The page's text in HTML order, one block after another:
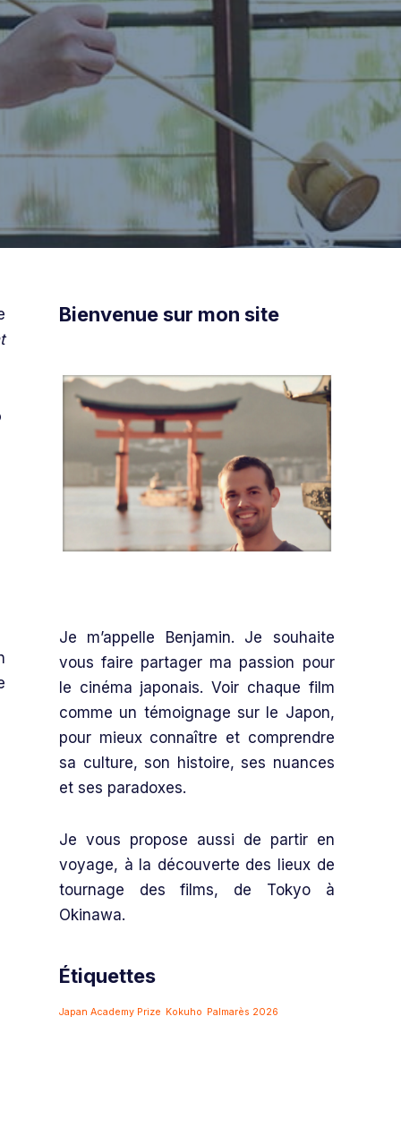
Bienvenue sur mon site
Je m’appelle Benjamin. Je souhaite
vous faire partager ma passion pour
le cinéma japonais. Voir chaque film
comme un témoignage sur le Japon,
pour mieux connaître et comprendre
sa culture, son histoire, ses nuances
et ses paradoxes.
Je vous propose aussi de partir en
voyage, à la découverte des lieux de
tournage des films, de Tokyo à
Okinawa.
Étiquettes
Japan Academy Prize Kokuho Palmarès 2026